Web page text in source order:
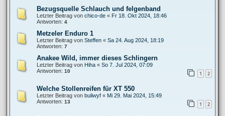
Bezugsquelle Schlauch und felgenband
Letzter Beitrag von chico-de « Fr 18. Okt 2024, 18:46
Antworten: 4
Metzeler Enduro 1
Letzter Beitrag von Steffen « Sa 24. Aug 2024, 18:19
Antworten: 7
Anakee Wild, immer dieses Schlingern
Letzter Beitrag von Hiha « So 7. Jul 2024, 07:09
Antworten: 10 1 2
Welche Stollenreifen für XT 550
Letzter Beitrag von buliwyf « Mi 29. Mai 2024, 15:49
Antworten: 13 1 2